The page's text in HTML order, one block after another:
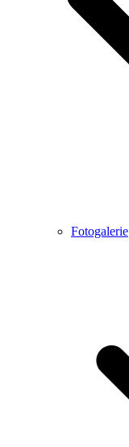
Fotogalerie